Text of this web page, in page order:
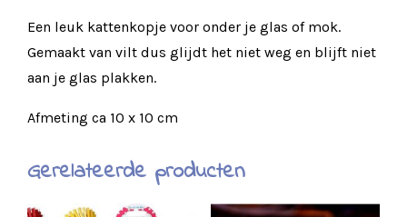
Een leuk kattenkopje voor onder je glas of mok.
Gemaakt van vilt dus glijdt het niet weg en blijft niet
aan je glas plakken.
Afmeting ca 10 x 10 cm
Gerelateerde producten